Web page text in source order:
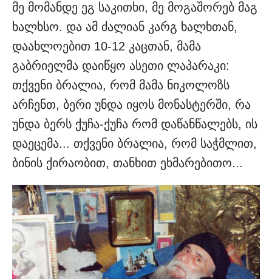
მე მომანდე ეგ საკითხი, მე მოგაშორებ მაგ
ხალხსო. და ამ ძალიან კარგ ხალხთან,
დაახლოებით 10-12 კაცთან, მამა
გაბრიელმა დაიწყო ასეთი ლაპარაკი:
თქვენი ბრალია, რომ მამა ნიკოლოზს
არჩენთ, ბერი უნდა იყოს მონასტერში, რა
უნდა ბერს ქუჩა-ქუჩა რომ დაწანწალებს, ის
დაეცემა... თქვენი ბრალია, რომ საჭმლით,
ბინის ქირაობით, თანხით ეხმარებითო...